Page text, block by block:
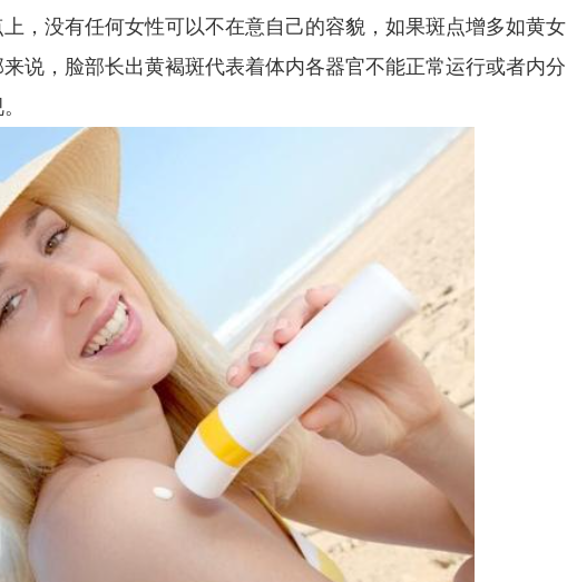
，没有任何女性可以不在意自己的容貌，如果斑点增多如黄女
说，脸部长出黄褐斑代表着体内各器官不能正常运行或者内分